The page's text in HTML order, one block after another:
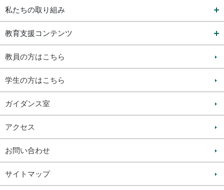
私たちの取り組み
教育支援コンテンツ
教員の方はこちら
学生の方はこちら
ガイダンス室
アクセス
お問い合わせ
サイトマップ